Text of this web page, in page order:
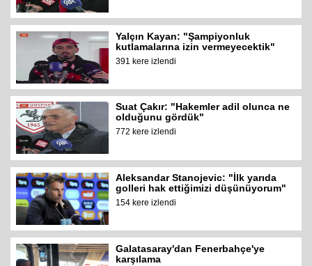
Yalçın Kayan: "Şampiyonluk
kutlamalarına izin vermeyecektik"
391 kere izlendi
Suat Çakır: "Hakemler adil olunca ne
olduğunu gördük"
772 kere izlendi
Aleksandar Stanojevic: "İlk yarıda
golleri hak ettiğimizi düşünüyorum"
154 kere izlendi
Galatasaray'dan Fenerbahçe'ye
karşılama